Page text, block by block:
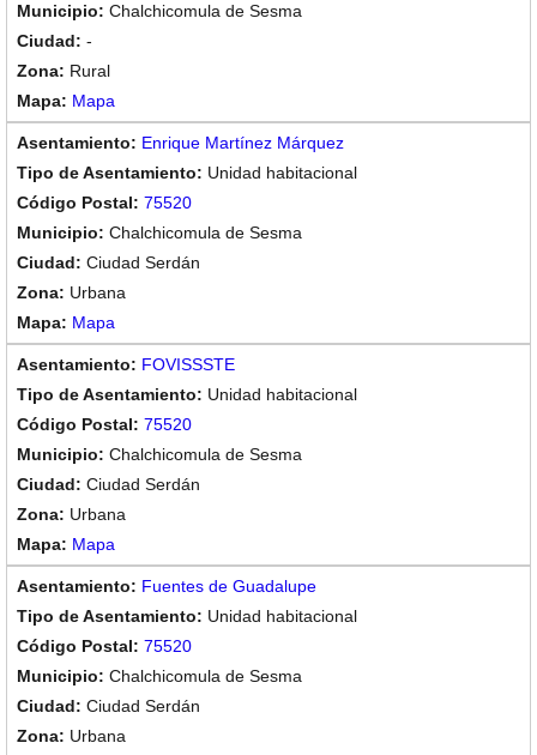
Chalchicomula de Sesma
-
Rural
Mapa
Enrique Martínez Márquez
Unidad habitacional
75520
Chalchicomula de Sesma
Ciudad Serdán
Urbana
Mapa
FOVISSSTE
Unidad habitacional
75520
Chalchicomula de Sesma
Ciudad Serdán
Urbana
Mapa
Fuentes de Guadalupe
Unidad habitacional
75520
Chalchicomula de Sesma
Ciudad Serdán
Urbana